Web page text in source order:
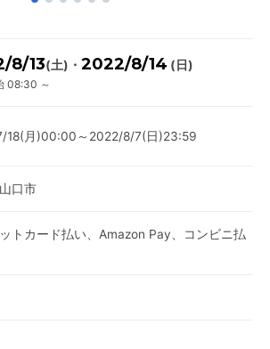
8/13(土) ・ 2022/8/14 (日)
08:30 ～
18(月)00:00～2022/8/7(日)23:59
口市
トカード払い、Amazon Pay、コンビニ払